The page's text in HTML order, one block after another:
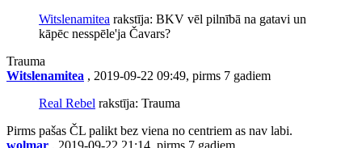
Witslenamitea rakstīja: BKV vēl pilnībā na gatavi un
kāpēc nesspēle'ja Čavars?
Trauma
Witslenamitea , 2019-09-22 09:49, pirms 7 gadiem
Real Rebel rakstīja: Trauma
Pirms pašas ČL palikt bez viena no centriem as nav labi.